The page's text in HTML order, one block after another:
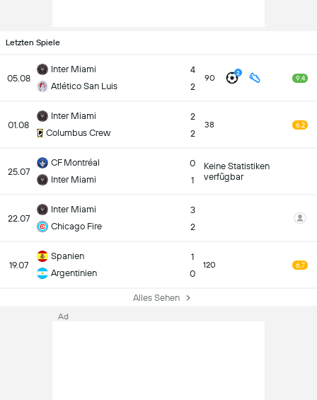
Letzten Spiele
05.08
Inter Miami
Atlético San Luis
4
2
90 2
9.4
01.08
Inter Miami
Columbus Crew
2
2
38 6.2
25.07
CF Montréal
Inter Miami
0
1
Keine Statistiken
verfügbar
22.07
Inter Miami
Chicago Fire
3
2
19.07
Spanien
Argentinien
1
0
120 6.7
Alles Sehen
Ad